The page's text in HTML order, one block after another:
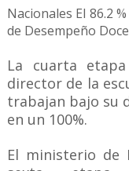
Nacionales El 86.2
de Desempeño
La cuarta
director de la
trabajan bajo su
en un 100%.
El ministerio de